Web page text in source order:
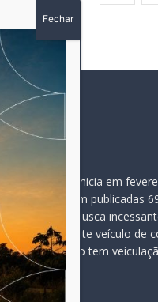
do Pioneiro inicia em
15 anos, foram publicadas
sempre pela busca
deste veículo de
desde então tem